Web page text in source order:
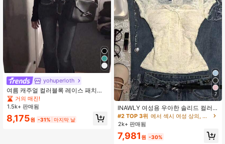
yohuperloth
여름 캐주얼 컬러블록 레이스 패치워
크 2 In 1 캐미솔 화이트
거의 매진!
1.5k+ 판매됨
8,175원 -31% 마지막 날
7
INAWLY 여성용 우아한 솔리드 컬러
레이스 탑 리본 장식, 여름
#2 TOP 3위
에서 섹시 여성 상의, 블라우스 & 티
2k+ 판매됨
7,981 원 -30%